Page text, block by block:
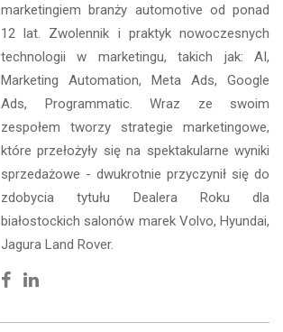
marketingiem branży automotive od ponad
12 lat. Zwolennik i praktyk nowoczesnych
technologii w marketingu, takich jak: AI,
Marketing Automation, Meta Ads, Google
Ads, Programmatic. Wraz ze swoim
zespołem tworzy strategie marketingowe,
które przełożyły się na spektakularne wyniki
sprzedażowe - dwukrotnie przyczynił się do
zdobycia tytułu Dealera Roku dla
białostockich salonów marek Volvo, Hyundai,
Jagura Land Rover.
Facebook
Linkedin